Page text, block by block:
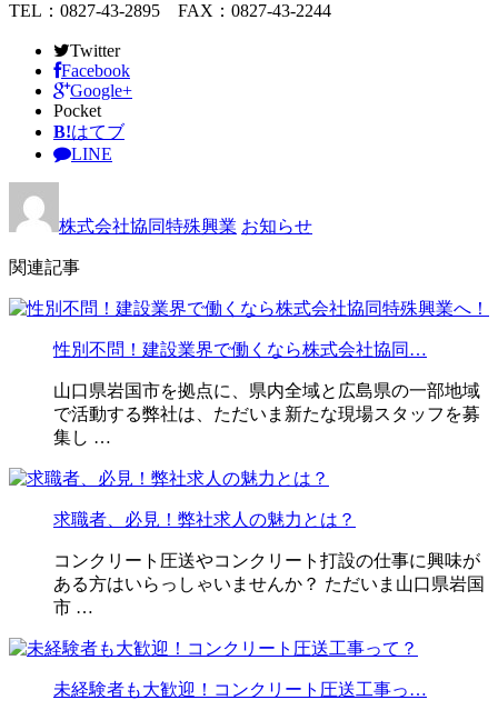
TEL：0827-43-2895 FAX：0827-43-2244
Twitter
Facebook
Google+
Pocket
B!はてブ
LINE
株式会社協同特殊興業 お知らせ
関連記事
性別不問！建設業界で働くなら株式会社協同…
山口県岩国市を拠点に、県内全域と広島県の一部地域
で活動する弊社は、ただいま新たな現場スタッフを募
集し …
求職者、必見！弊社求人の魅力とは？
コンクリート圧送やコンクリート打設の仕事に興味が
ある方はいらっしゃいませんか？ ただいま山口県岩国
市 …
未経験者も大歓迎！コンクリート圧送工事っ…